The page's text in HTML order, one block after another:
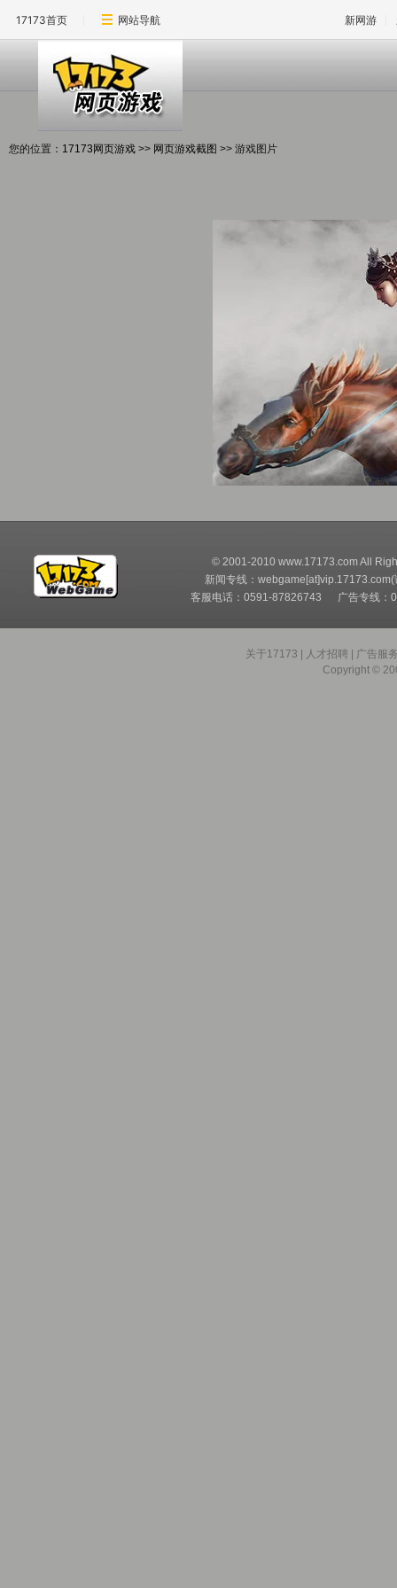
17173首页 网站导航 新网游
您的位置： 17173网页游戏 >> 网页游戏截图 >> 游戏图片
© 2001-2010 www.17173.com All
新闻专线：webgame[at]vip.17173.com(
客服电话：0591-87826743 广告专线
关于17173 人才招聘
广告服
Copyright ©